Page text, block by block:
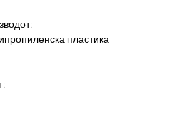
пластика